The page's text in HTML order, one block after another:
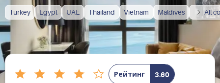
Turkey Egypt UAE Thailand Vietnam Maldives All
Рейтинг 3.60